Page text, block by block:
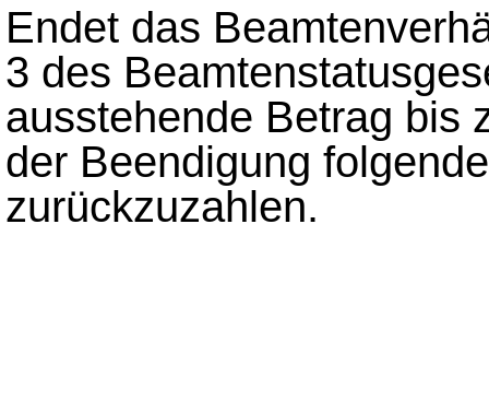
Endet das
3 des
ausstehende Betrag bis
der Beendigung
zurückzuzahlen.